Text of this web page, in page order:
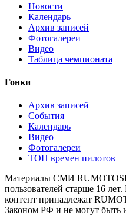
Новости
Календарь
Архив записей
Фотогалереи
Видео
Таблица чемпионата
Гонки
Архив записей
События
Календарь
Видео
Фотогалереи
ТОП времен пилотов
Материалы СМИ
пользователей старше 16
контент принадлежат
Законом РФ и не могут быть